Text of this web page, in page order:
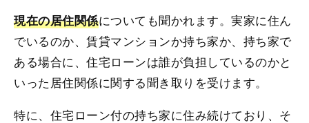
現在の居住関係についても聞かれます。実家に住ん
でいるのか、賃貸マンションか持ち家か、持ち家で
ある場合に、住宅ローンは誰が負担しているのかと
いった居住関係に関する聞き取りを受けます。
特に、住宅ローン付の持ち家に住み続けており、そ